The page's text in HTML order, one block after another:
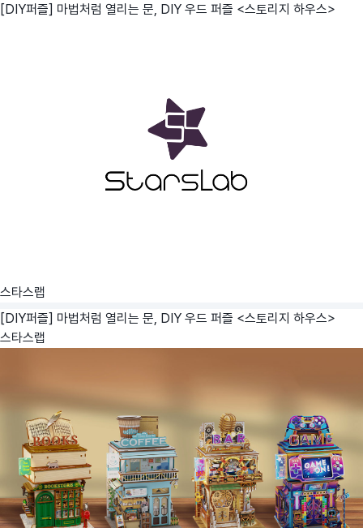
[DIY퍼즐] 마법처럼 열리는 문, DIY 우드 퍼즐 <스토리지 하우스>
스타스랩
[DIY퍼즐] 마법처럼 열리는 문, DIY 우드 퍼즐 <스토리지 하우스>
스타스랩